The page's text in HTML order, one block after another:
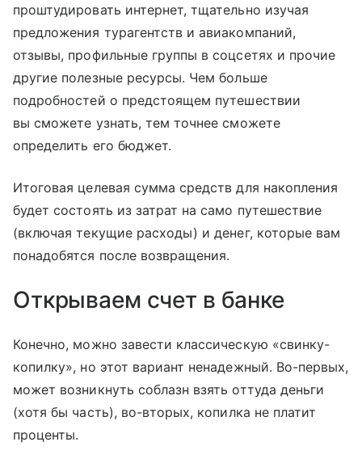
проштудировать интернет, тщательно изучая
предложения турагентств и авиакомпаний,
отзывы, профильные группы в соцсетях и прочие
другие полезные ресурсы. Чем больше
подробностей о предстоящем путешествии
вы сможете узнать, тем точнее сможете
определить его бюджет.
Итоговая целевая сумма средств для накопления
будет состоять из затрат на само путешествие
(включая текущие расходы) и денег, которые вам
понадобятся после возвращения.
Открываем счет в банке
Конечно, можно завести классическую «свинку-
копилку», но этот вариант ненадежный. Во-первых,
может возникнуть соблазн взять оттуда деньги
(хотя бы часть), во-вторых, копилка не платит
проценты.